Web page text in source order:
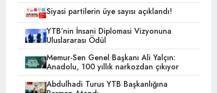
Siyasi partilerin üye sayısı açıklandı!
YTB’nin İnsani Diplomasi Vizyonuna
Uluslararası Ödül
Memur-Sen Genel Başkanı Ali Yalçın:
Anadolu, 100 yıllık narkozdan çıkıyor
Abdulhadi Turus YTB Başkanlığına